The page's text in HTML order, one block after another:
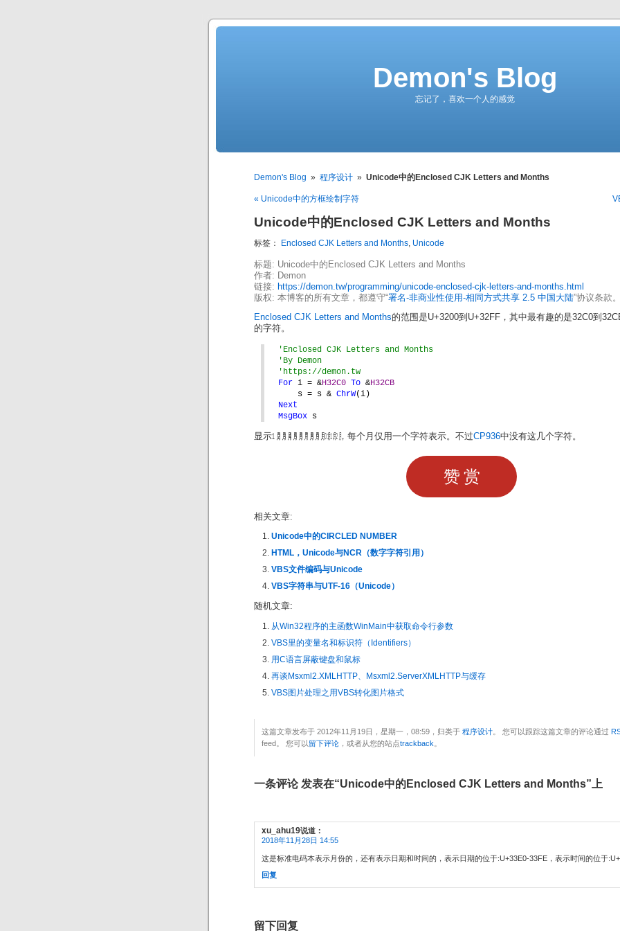
Demon's Blog
忘记了，喜欢一个人的感觉
Demon's Blog » 程序设计 » Unicode中的Enclosed CJK Letters and Months
« Unicode中的方框绘制字符
Unicode中的Enclosed CJK Letters and Months
标签： Enclosed CJK Letters and Months, Unicode
标题: Unicode中的Enclosed CJK Letters and Months
作者: Demon
链接: https://demon.tw/programming/unicode-enclosed-cjk-letters-and-months.html
版权: 本博客的所有文章，都遵守“署名-非商业性使用-相同方式共享 2.5 中国大陆”协议条款。
Enclosed CJK Letters and Months的范围是U+3200到U+32FF，其中最有趣的是32C0到
的字符。
'Enclosed CJK Letters and Months
'By Demon
'https://demon.tw
For i = &H32C0 To &H32CB
s = s & ChrW(i)
Next
MsgBox s
显示㋀㋁㋂㋃㋄㋅㋆㋇㋈㋉㋊㋋，每个月仅用一个字符表示。不过CP936中没有这几个字符。
赞赏
相关文章:
Unicode中的CIRCLED NUMBER
HTML，Unicode与NCR（数字字符引用）
VBS文件编码与Unicode
VBS字符串与UTF-16（Unicode）
随机文章:
从Win32程序的主函数WinMain中获取命令行参数
VBS里的变量名和标识符（Identifiers）
用C语言屏蔽键盘和鼠标
再谈Msxml2.XMLHTTP、Msxml2.ServerXMLHTTP与缓存
VBS图片处理之用VBS转化图片格式
这篇文章发布于 2012年11月19日，星期一，08:59，归类于 程序设计 。 您可以跟踪这篇文章的评论通过
feed。 您可以 留下评论 ，或者从您的站点trackback
一条评论 发表在“Unicode中的Enclosed CJK Letters and Months”上
xu_ahu19说道：
2018年11月28日 14:55
这是标准电码本表示月份的，还有表示日期和时间的，表示日期的位于:U+33E0-33FE，表示时间的位于
回复
留下回复